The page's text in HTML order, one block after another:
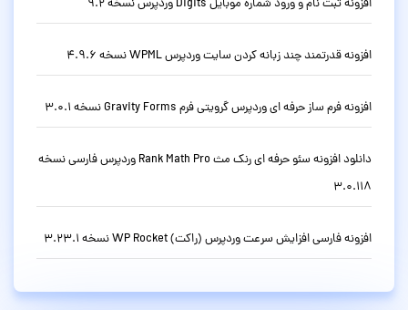
افزونه ثبت نام و ورود شماره موبایل Digits وردپرس نسخه 9.2
افزونه قدرتمند چند زبانه کردن سایت وردپرس WPML نسخه 4.9.6
افزونه فرم ساز حرفه ای وردپرس گرویتی فرم Gravity Forms نسخه 3.0.1
دانلود افزونه سئو حرفه ای رنک مث Rank Math Pro وردپرس فارسی نسخه
3.0.118
افزونه فارسی افزایش سرعت وردپرس (راکت) WP Rocket نسخه 3.23.1